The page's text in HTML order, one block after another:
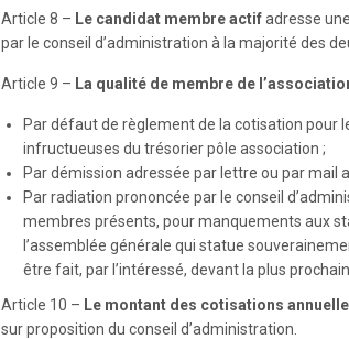
Article 8 – Le candidat membre actifadresse
par le conseil d’administration à la majorité des
Article 9 – La qualité de membre de
Par défaut de règlement de la cotisation
infructueuses du trésorier pôle association ;
Par démission adressée par lettre ou par mail
Par radiation prononcée par le conseil
membres présents, pour manquements aux
l’assemblée générale qui statue
être fait, par l’intéressé, devant la plus
Article 10 – Le montant des cotisations
sur proposition du conseil d’administration.